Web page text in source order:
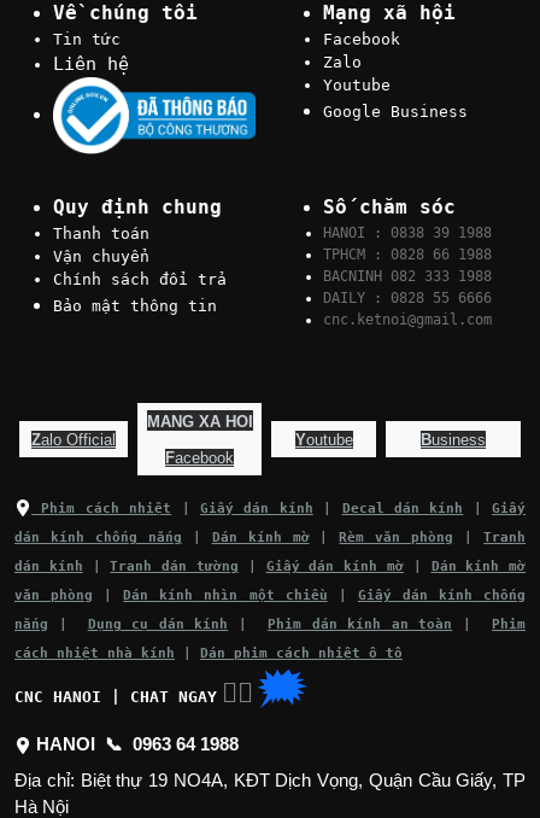
Về chúng tôi
Tin tức
Liên hệ
Mạng xã hội
Facebook
Zalo
Youtube
Google Business
Quy định chung
Thanh toán
Vận chuyển
Chính sách đổi trả
Bảo mật thông tin
Số chăm sóc
HANOI : 0838 39 1988
TPHCM : 0828 66 1988
BACNINH 082 333 1988
DAILY : 0828 55 6666
cnc.ketnoi@gmail.com
Zalo Official
MANG XA HOI
Facebook
Youtube Business
Phim cách nhiệt Giấy dán kính Decal dán kính |Giấy
dán kính chống nắng
Dán kính mờ |Rèm văn phòng |Tranh
dán kính
Tranh dán tường Giấy dán kính mờ
Dán kính mờ
văn phòng
|Dán kính nhìn một chiều
Giấy dán kính chống
nắng
Dụng cụ dán kính Phim dán kính an toàn
Phim
cách nhiệt nhà kính
Dán phim cách nhiệt ô tô
CNC HANOI | CHAT NGAY 👉🏽 🗯
HANOI 📞 0963 64 1988
Địa chỉ: Biệt thự 19 NO4A, KĐT Dịch Vọng, Quận Cầu Giấy, TP
Hà Nội